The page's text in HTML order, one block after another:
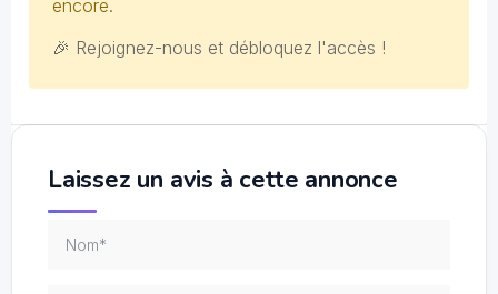
encore.
🎉 Rejoignez-nous et débloquez l'accès !
Laissez un avis à cette annonce